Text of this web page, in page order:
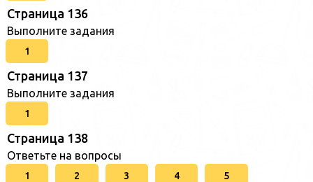
Страница 136
Выполните задания
1
Страница 137
Выполните задания
1
Страница 138
Ответьте на вопросы
1 2 3 4 5